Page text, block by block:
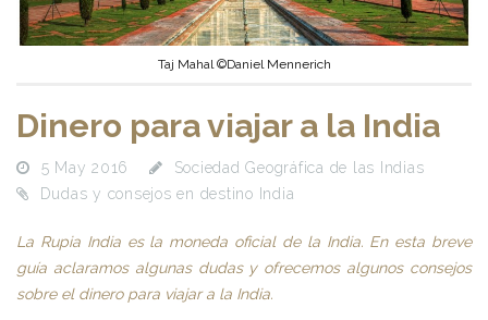
Taj Mahal ©Daniel Mennerich
Dinero para viajar a la India
5 May 2016
Sociedad Geográfica de las Indias
Dudas y consejos en destino India
La Rupia India es la moneda oficial de la India. En esta breve
guía aclaramos algunas dudas y ofrecemos algunos consejos
sobre el dinero para viajar a la India.